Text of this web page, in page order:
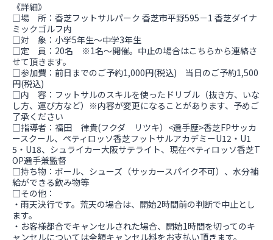
《詳細》
□場 所：香芝フットサルパーク 香芝市平野595－1 香芝ダイナ
ミックゴルフ内
□対 象：小学5年生～中学3年生
□定 員：20名 ※1名～開催。中止の場合はこちらから連絡さ
せて頂きます。
□参加費：前日までのご予約1,000円(税込) 当日のご予約1,500
円(税込)
□内 容：フットサルのスキルを使ったドリブル（抜き方、いな
し方、運び方など）※内容が変更になることがあります、予めご
了承ください
□指導者：福田 律貴(フクダ リツキ）<選手歴>香芝FPサッカ
ースクール、ペティロッソ香芝フットサルアカデミーU12・U1
5・U18、シュライカー大阪サテライト、現在ペティロッソ香芝T
OP選手兼監督
□持ち物：ボール、シューズ（サッカースパイク不可）、水分補
給ができる飲み物等
□その他：
・雨天決行です。荒天の場合は、開始2時間前の判断で中止とし
ます。
・お客様都合でキャンセルされた場合、開始1時間を切ってのキ
ャンセルについては全額キャンセル料をお支払い頂きます。